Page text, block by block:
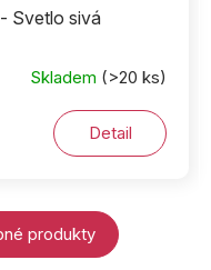
Svetlo sivá
Skladem (>20 ks)
Detail
produkty